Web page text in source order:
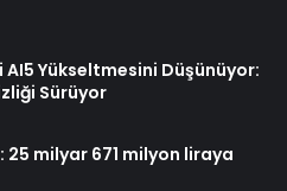
AI5 Yükseltmesini Düşünüyor:
Sürüyor
25 milyar 671 milyon liraya